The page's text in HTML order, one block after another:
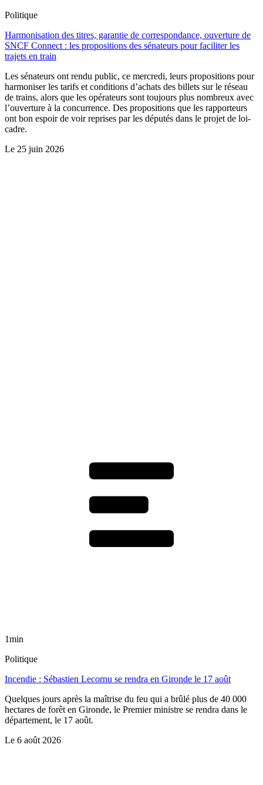
Politique
Harmonisation des titres, garantie de correspondance, ouverture de
SNCF Connect : les propositions des sénateurs pour faciliter les
trajets en train
Les sénateurs ont rendu public, ce mercredi, leurs propositions pour
harmoniser les tarifs et conditions d’achats des billets sur le réseau
de trains, alors que les opérateurs sont toujours plus nombreux avec
l’ouverture à la concurrence. Des propositions que les rapporteurs
ont bon espoir de voir reprises par les députés dans le projet de loi-
cadre.
Le 25 juin 2026
1min
Politique
Incendie : Sébastien Lecornu se rendra en Gironde le 17 août
Quelques jours après la maîtrise du feu qui a brûlé plus de 40 000
hectares de forêt en Gironde, le Premier ministre se rendra dans le
département, le 17 août.
Le 6 août 2026